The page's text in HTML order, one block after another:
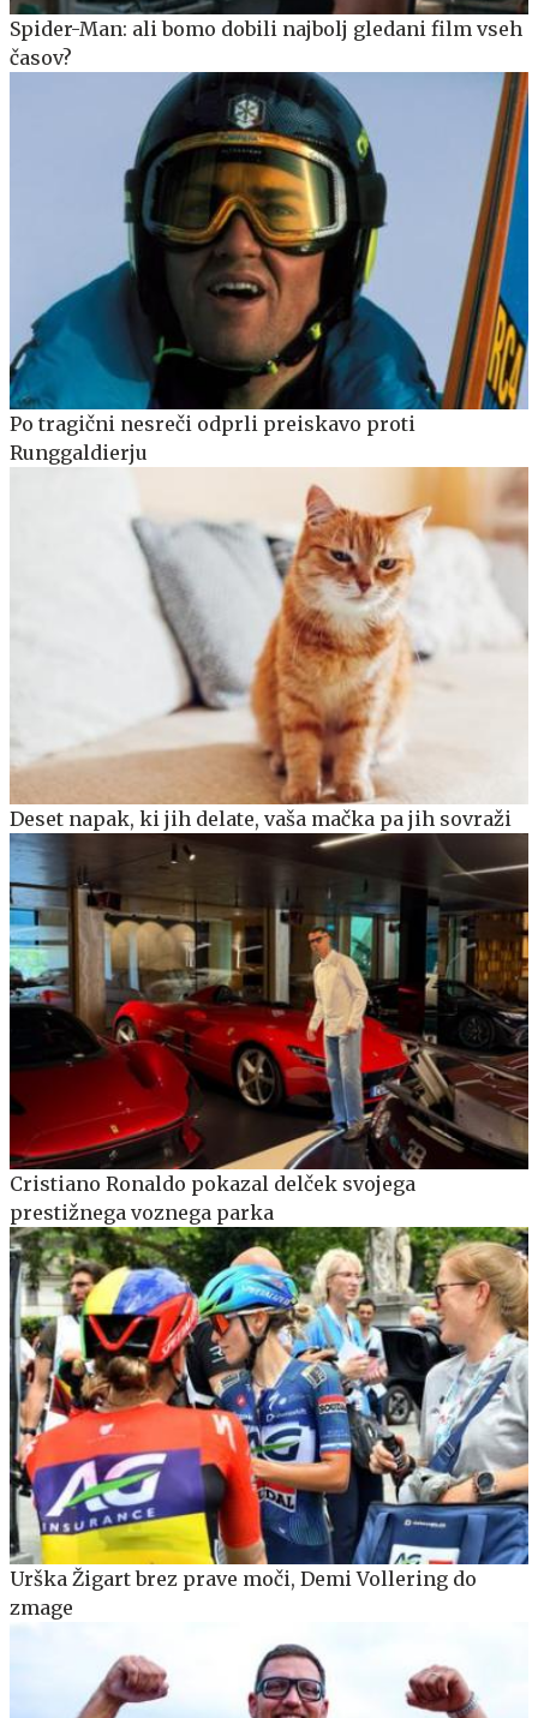
Spider-Man: ali bomo dobili najbolj gledani film vseh
časov?
Po tragični nesreči odprli preiskavo proti
Runggaldierju
Deset napak, ki jih delate, vaša mačka pa jih sovraži
Cristiano Ronaldo pokazal delček svojega
prestižnega voznega parka
Urška Žigart brez prave moči, Demi Vollering do
zmage